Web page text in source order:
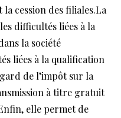
cession des filiales.La
difficultés liées à la
la société
liées à la qualification
de l’impôt sur la
à titre gratuit
elle permet de